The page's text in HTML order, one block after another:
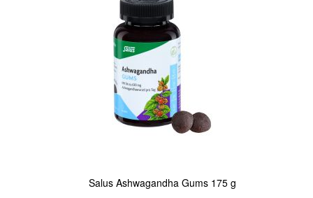
Salus Ashwagandha Gums 175 g